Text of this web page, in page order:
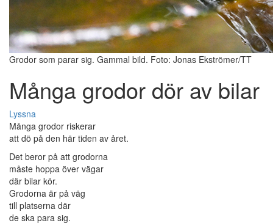
Grodor som parar sig. Gammal bild. Foto: Jonas Ekströmer/TT
Många grodor dör av bilar
Lyssna
Många grodor riskerar
att dö på den här tiden av året.
Det beror på att grodorna
måste hoppa över vägar
där bilar kör.
Grodorna är på väg
till platserna där
de ska para sig.